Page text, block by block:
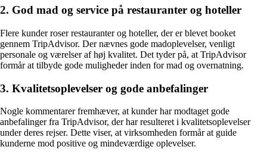
2. God mad og service på restauranter og hoteller
Flere kunder roser restauranter og hoteller, der er blevet booket
gennem TripAdvisor. Der nævnes gode madoplevelser, venligt
personale og værelser af høj kvalitet. Det tyder på, at TripAdvisor
formår at tilbyde gode muligheder inden for mad og overnatning.
3. Kvalitetsoplevelser og gode anbefalinger
Nogle kommentarer fremhæver, at kunder har modtaget gode
anbefalinger fra TripAdvisor, der har resulteret i kvalitetsoplevelser
under deres rejser. Dette viser, at virksomheden formår at guide
kunderne mod positive og mindeværdige oplevelser.